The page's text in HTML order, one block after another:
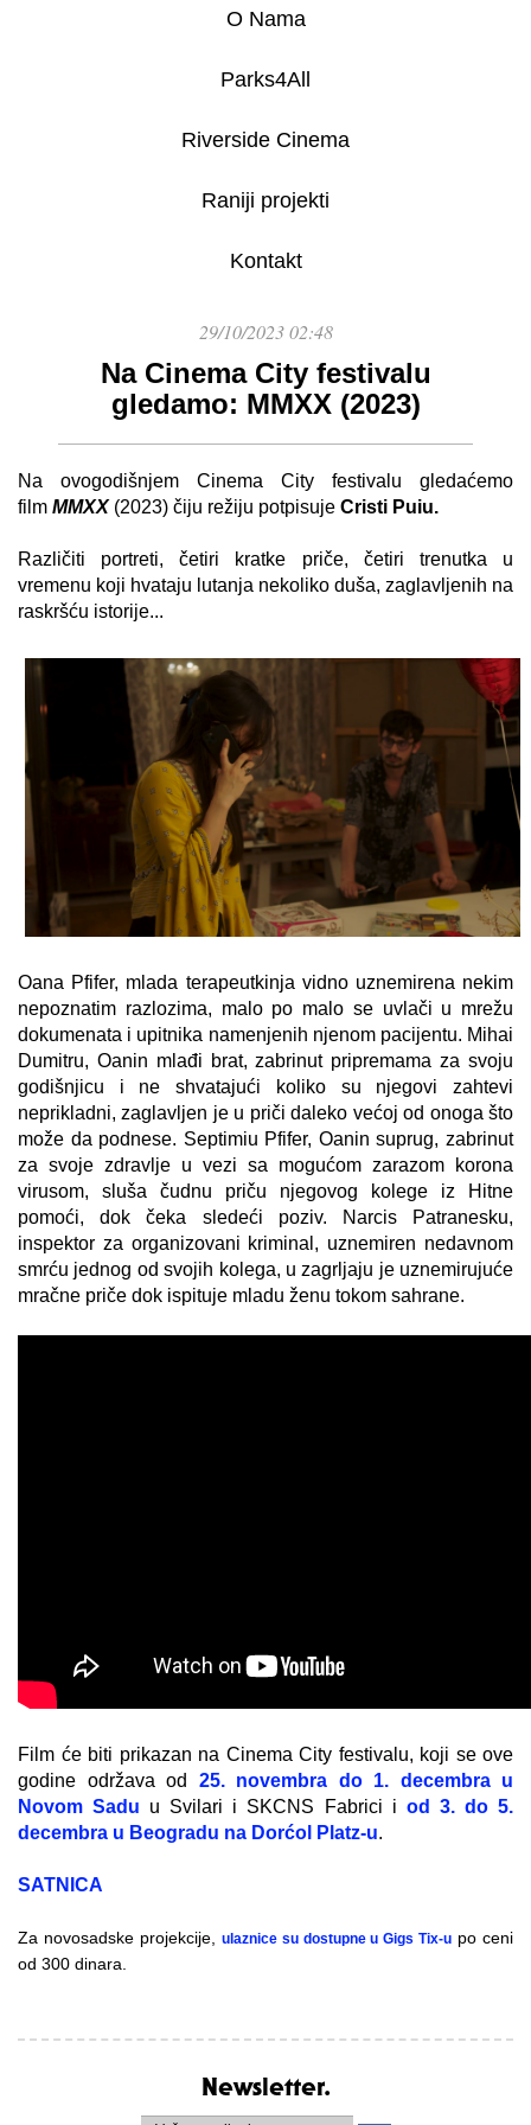
O Nama
Parks4All
Riverside Cinema
Raniji projekti
Kontakt
29/10/2023 02:48
Na Cinema City festivalu
gledamo: MMXX (2023)
Na ovogodišnjem Cinema City festivalu gledaćemo
film MMXX(2023) čiju režiju potpisuje Cristi Puiu.
Različiti portreti, četiri kratke priče, četiri trenutka u
vremenu koji hvataju lutanja nekoliko duša, zaglavljenih na
raskršću istorije...
Oana Pfifer, mlada terapeutkinja vidno uznemirena nekim
nepoznatim razlozima, malo po malo se uvlači u mrežu
dokumenata i upitnika namenjenih njenom pacijentu. Mihai
Dumitru, Oanin mlađi brat, zabrinut pripremama za svoju
godišnjicu i ne shvatajući koliko su njegovi zahtevi
neprikladni, zaglavljen je u priči daleko većoj od onoga što
može da podnese. Septimiu Pfifer, Oanin suprug, zabrinut
za svoje zdravlje u vezi sa mogućom zarazom korona
virusom, sluša čudnu priču njegovog kolege iz Hitne
pomoći, dok čeka sledeći poziv. Narcis Patranesku,
inspektor za organizovani kriminal, uznemiren nedavnom
smrću jednog od svojih kolega, u zagrljaju je uznemirujuće
mračne priče dok ispituje mladu ženu tokom sahrane.
Film će biti prikazan na Cinema City festivalu, koji se ove
godine održava od 25. novembra do 1. decembra u
Novom Sadu u Svilari i SKCNS Fabrici i od 3. do 5.
decembra u Beogradu na Dorćol Platz-u.
SATNICA
Za novosadske projekcije, ulaznice su dostupne u Gigs Tix-u po ceni
od 300 dinara.
Newsletter.